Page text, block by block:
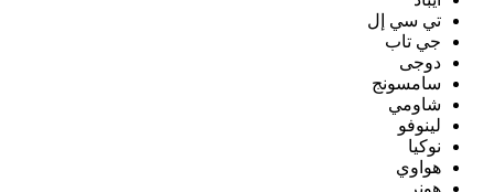
تي سي إل
جي تاب
دوجى
سامسونج
شاومي
لينوفو
نوكيا
هواوي